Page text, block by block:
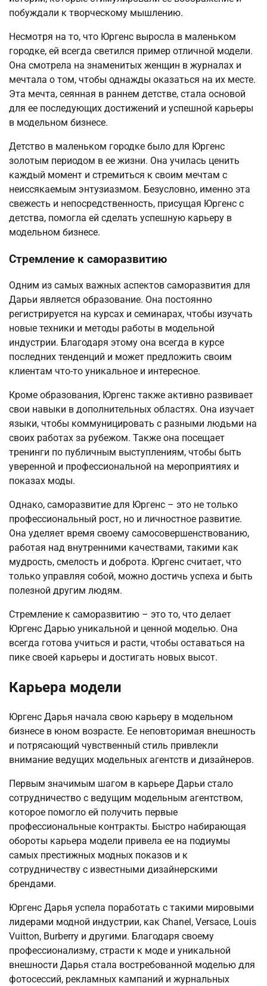
побуждали к творческому мышлению.
Несмотря на то, что Юргенс выросла в маленьком
городке, ей всегда светился пример отличной модели.
Она смотрела на знаменитых женщин в журналах и
мечтала о том, чтобы однажды оказаться на их месте.
Эта мечта, сеянная в раннем детстве, стала основой
для ее последующих достижений и успешной карьеры
в модельном бизнесе.
Детство в маленьком городке было для Юргенс
золотым периодом в ее жизни. Она училась ценить
каждый момент и стремиться к своим мечтам с
неиссякаемым энтузиазмом. Безусловно, именно эта
свежесть и непосредственность, присущая Юргенс с
детства, помогла ей сделать успешную карьеру в
модельном бизнесе.
Стремление к саморазвитию
Одним из самых важных аспектов саморазвития для
Дарьи является образование. Она постоянно
регистрируется на курсах и семинарах, чтобы изучать
новые техники и методы работы в модельной
индустрии. Благодаря этому она всегда в курсе
последних тенденций и может предложить своим
клиентам что-то уникальное и интересное.
Кроме образования, Юргенс также активно развивает
свои навыки в дополнительных областях. Она изучает
языки, чтобы коммуницировать с разными людьми на
своих работах за рубежом. Также она посещает
тренинги по публичным выступлениям, чтобы быть
уверенной и профессиональной на мероприятиях и
показах моды.
Однако, саморазвитие для Юргенс – это не только
профессиональный рост, но и личностное развитие.
Она уделяет время своему самосовершенствованию,
работая над внутренними качествами, такими как
мудрость, смелость и доброта. Юргенс считает, что
только управляя собой, можно достичь успеха и быть
полезной другим людям.
Стремление к саморазвитию – это то, что делает
Юргенс Дарью уникальной и ценной моделью. Она
всегда готова учиться и расти, чтобы оставаться на
пике своей карьеры и достигать новых высот.
Карьера модели
Юргенс Дарья начала свою карьеру в модельном
бизнесе в юном возрасте. Ее неповторимая внешность
и потрясающий чувственный стиль привлекли
внимание ведущих модельных агентств и дизайнеров.
Первым значимым шагом в карьере Дарьи стало
сотрудничество с ведущим модельным агентством,
которое помогло ей получить первые
профессиональные контракты. Быстро набирающая
обороты карьера модели привела ее на подиумы
самых престижных модных показов и к
сотрудничеству с известными дизайнерскими
брендами.
Юргенс Дарья успела поработать с такими мировыми
лидерами модной индустрии, как Chanel, Versace, Louis
Vuitton, Burberry и другими. Благодаря своему
профессионализму, страсти к моде и уникальной
внешности Дарья стала востребованной моделью для
фотосессий, рекламных кампаний и журнальных